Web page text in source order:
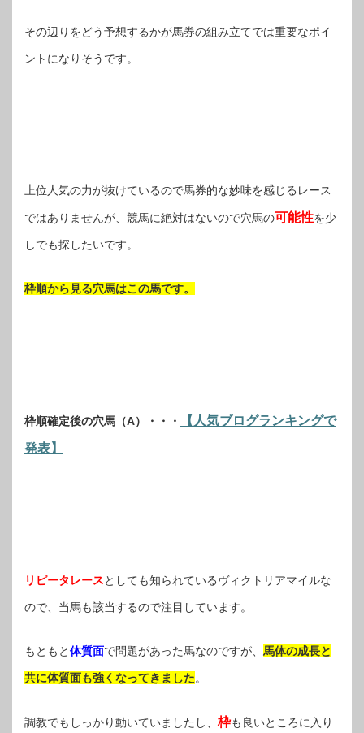
その辺りをどう予想するかが馬券の組み立てでは重要なポイ
ントになりそうです。
上位人気の力が抜けているので馬券的な妙味を感じるレース
ではありませんが、競馬に絶対はないので穴馬の可能性を少
しでも探したいです。
枠順から見る穴馬はこの馬です。
枠順確定後の穴馬（A）・・・
【人気ブログランキングで
発表】
リピータレースとしても知られているヴィクトリアマイルな
ので、当馬も該当するので注目しています。
もともと体質面で問題があった馬なのですが、 馬体の成長と
共に体質面も強くなってきました。
調教でもしっかり動いていましたし、 枠も良いところに入り